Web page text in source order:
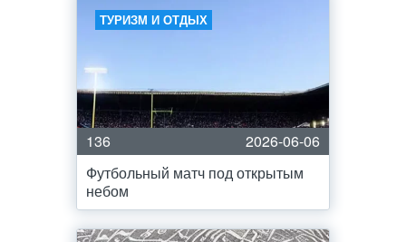
ТУРИЗМ И ОТДЫХ
136
2026-06-06
Футбольный матч под открытым
небом